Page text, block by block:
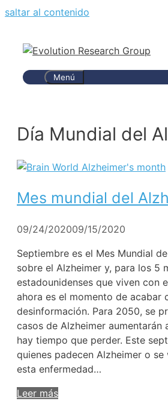
saltar al contenido
Menú
Día Mundial del
Mes mundial del
09/24/202009/15/2020
Septiembre es el Mes Mundial
sobre el Alzheimer y, para los 5
estadounidenses que viven con
ahora es el momento de acabar
desinformación. Para 2050, se
casos de Alzheimer aumentarán
hay tiempo que perder. Este
quienes padecen Alzheimer o
esta enfermedad…
Leer más